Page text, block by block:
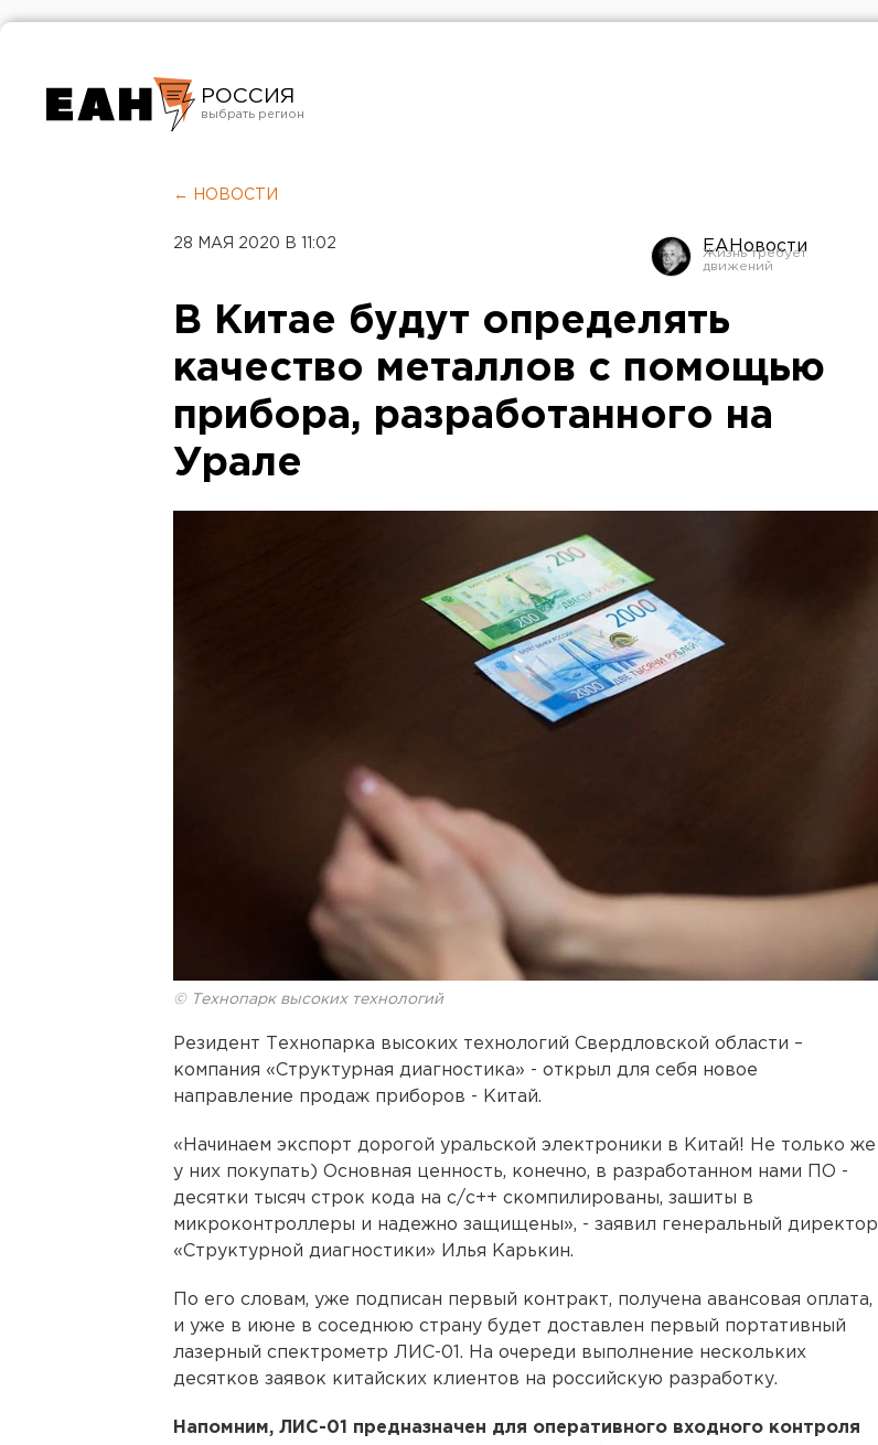
РОССИЯ
Челябинск
← НОВОСТИ
28 МАЯ 2020 В 11:02 ЕАНовости
В Китае будут определять
качество металлов с помощью
прибора, разработанного на
Урале
© Технопарк высоких технологий
Резидент Технопарка высоких технологий Свердловской области –
компания «Структурная диагностика» - открыл для себя новое
направление продаж приборов - Китай.
«Начинаем экспорт дорогой уральской электроники в Китай! Не только же
у них покупать) Основная ценность, конечно, в разработанном нами ПО -
десятки тысяч строк кода на с/с++ скомпилированы, зашиты в
микроконтроллеры и надежно защищены», - заявил генеральный директор
«Структурной диагностики» Илья Карькин.
По его словам, уже подписан первый контракт, получена авансовая оплата,
и уже в июне в соседнюю страну будет доставлен первый портативный
лазерный спектрометр ЛИС-01. На очереди выполнение нескольких
десятков заявок китайских клиентов на российскую разработку.
Напомним, ЛИС-01 предназначен для оперативного входного контроля